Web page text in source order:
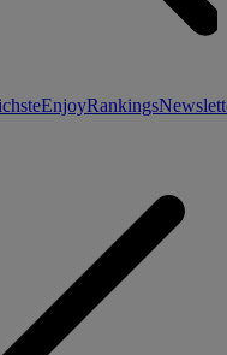
EnjoyRankings